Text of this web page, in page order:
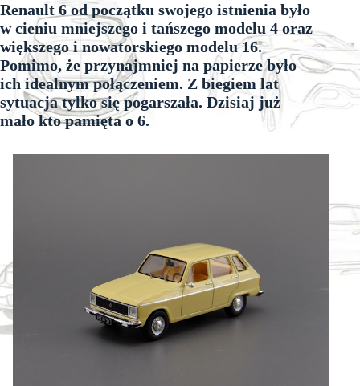
Renault 6 od początku swojego istnienia było
w cieniu mniejszego i tańszego modelu 4 oraz
większego i nowatorskiego modelu 16.
Pomimo, że przynajmniej na papierze było
ich idealnym połączeniem. Z biegiem lat
sytuacja tylko się pogarszała. Dzisiaj już
mało kto pamięta o 6.